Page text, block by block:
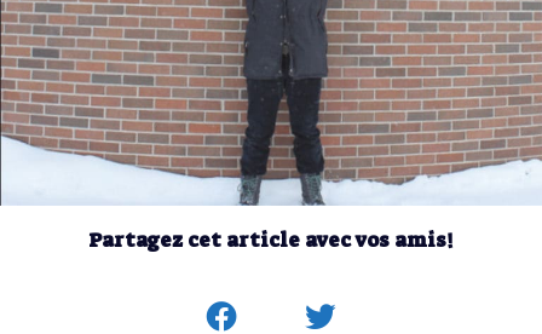
Partagez cet article avec vos amis!